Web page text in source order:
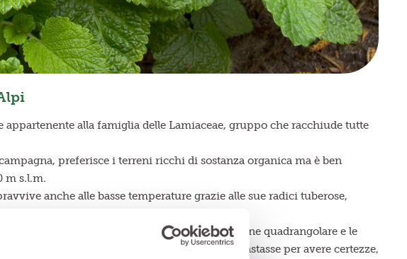
appartenente alla famiglia delle Lamiaceae, gruppo che racchiude tutte
preferisce i terreni ricchi di sostanza organica ma è ben
m s.l.m.
anche alle basse temperature grazie alle sue radici tuberose,
i suoi fusti eretti dalla particolare sezione quadrangolare e le
con margini arrotondati. Se ciò ancora non bastasse per avere certezze,